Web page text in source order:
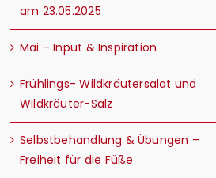
am 23.05.2025
Mai – Input & Inspiration
Frühlings- Wildkräutersalat und
Wildkräuter-Salz
Selbstbehandlung & Übungen –
Freiheit für die Füße